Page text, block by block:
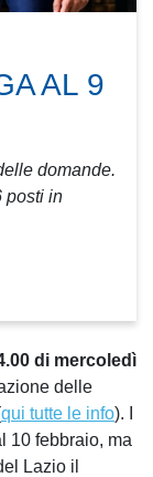
AL 9
domande.
posti in
di mercoledì
delle
qui tutte le info). I
10 febbraio, ma
Lazio il